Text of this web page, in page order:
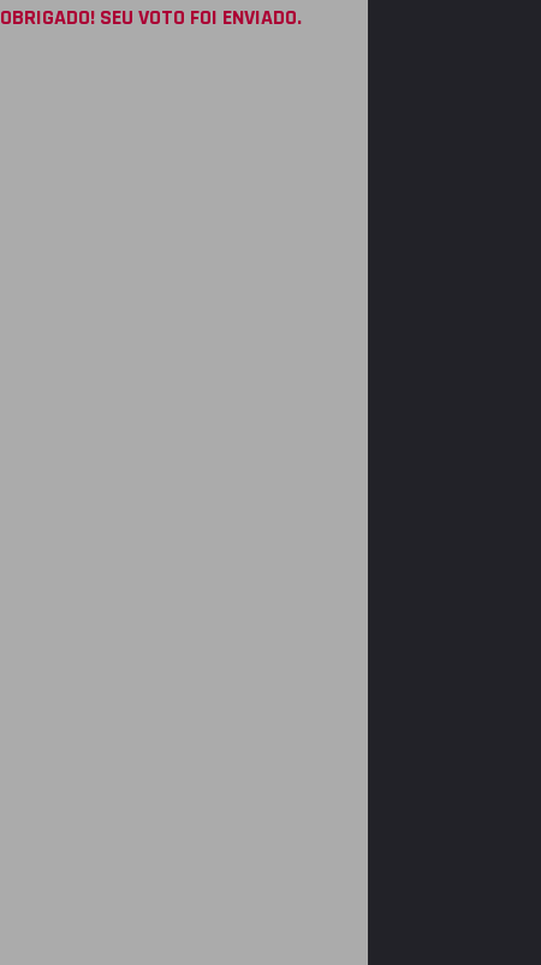
OBRIGADO! SEU VOTO FOI ENVIADO.